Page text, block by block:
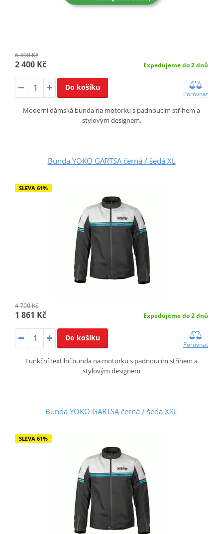
6 490 Kč
2 400 Kč Expedujeme do 2 dnů
Do košíku
Porovnat
Moderní dámská bunda na motorku s padnoucím střihem a
stylovým designem.
Bunda YOKO GARTSA černá / šedá XL
SLEVA 61%
4 790 Kč
1 861 Kč Expedujeme do 2 dnů
Do košíku
Porovnat
Funkční textilní bunda na motorku s padnoucím střihem a
stylovým designem
Bunda YOKO GARTSA černá / šedá XXL
SLEVA 61%